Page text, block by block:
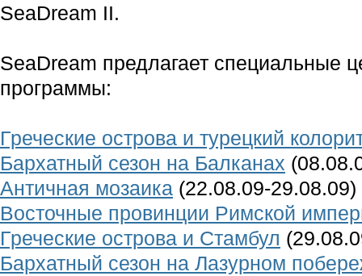
SeaDream II.
SeaDream предлагает специальные
программы:
Греческие острова и турецкий
Бархатный сезон на Балканах
Античная мозаика (22.08.09-29.08.09)
Восточные провинции Римской
Греческие острова и Стамбул
Бархатный сезон на Лазурном